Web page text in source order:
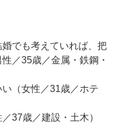
婚でも考えていれば、把
／35歳／金属・鉄鋼・
（女性／31歳／ホテ
37歳／建設・土木）